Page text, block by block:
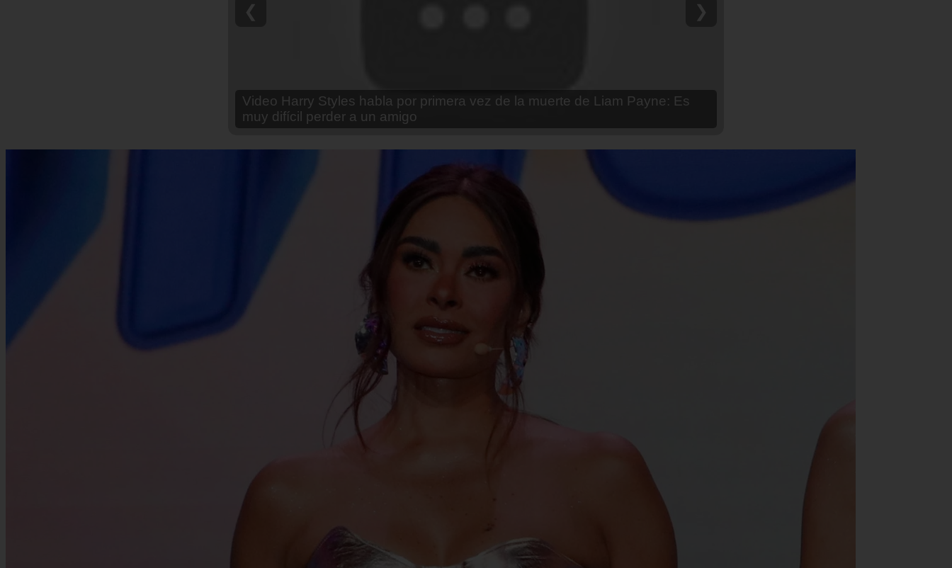
Video Ana Brenda Contreras y la firme promesa que le hizo a su hija Aria
❮ ❯